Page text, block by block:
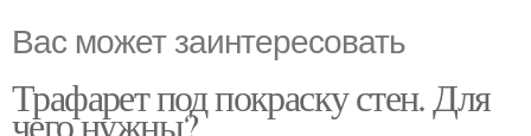
Вас может заинтересовать
Трафарет под покраску стен. Для
чего нужны?